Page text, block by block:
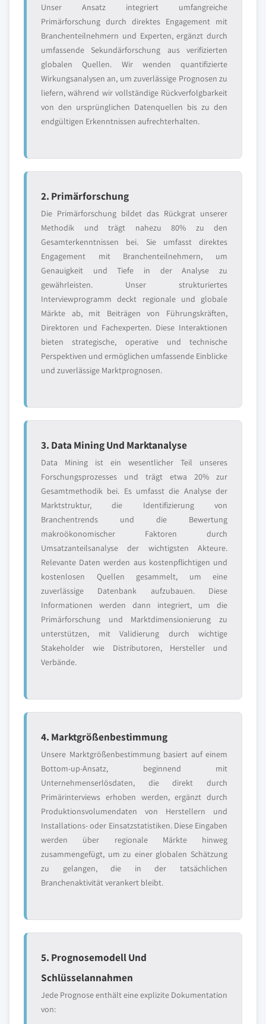
Unser Ansatz integriert umfangreiche
Primärforschung durch direktes Engagement mit
Branchenteilnehmern und Experten, ergänzt durch
umfassende Sekundärforschung aus verifizierten
globalen Quellen. Wir wenden quantifizierte
Wirkungsanalysen an, um zuverlässige Prognosen zu
liefern, während wir vollständige Rückverfolgbarkeit
von den ursprünglichen Datenquellen bis zu den
endgültigen Erkenntnissen aufrechterhalten.
2. Primärforschung
Die Primärforschung bildet das Rückgrat unserer
Methodik und trägt nahezu 80% zu den
Gesamterkenntnissen bei. Sie umfasst direktes
Engagement mit Branchenteilnehmern, um
Genauigkeit und Tiefe in der Analyse zu
gewährleisten. Unser strukturiertes
Interviewprogramm deckt regionale und globale
Märkte ab, mit Beiträgen von Führungskräften,
Direktoren und Fachexperten. Diese Interaktionen
bieten strategische, operative und technische
Perspektiven und ermöglichen umfassende Einblicke
und zuverlässige Marktprognosen.
3. Data Mining Und Marktanalyse
Data Mining ist ein wesentlicher Teil unseres
Forschungsprozesses und trägt etwa 20% zur
Gesamtmethodik bei. Es umfasst die Analyse der
Marktstruktur, die Identifizierung von
Branchentrends und die Bewertung
makroökonomischer Faktoren durch
Umsatzanteilsanalyse der wichtigsten Akteure.
Relevante Daten werden aus kostenpflichtigen und
kostenlosen Quellen gesammelt, um eine
zuverlässige Datenbank aufzubauen. Diese
Informationen werden dann integriert, um die
Primärforschung und Marktdimensionierung zu
unterstützen, mit Validierung durch wichtige
Stakeholder wie Distributoren, Hersteller und
Verbände.
4. Marktgrößenbestimmung
Unsere Marktgrößenbestimmung basiert auf einem
Bottom-up-Ansatz, beginnend mit
Unternehmenserlösdaten, die direkt durch
Primärinterviews erhoben werden, ergänzt durch
Produktionsvolumendaten von Herstellern und
Installations- oder Einsatzstatistiken. Diese Eingaben
werden über regionale Märkte hinweg
zusammengefügt, um zu einer globalen Schätzung
zu gelangen, die in der tatsächlichen
Branchenaktivität verankert bleibt.
5. Prognosemodell Und
Schlüsselannahmen
Jede Prognose enthält eine explizite Dokumentation
von: